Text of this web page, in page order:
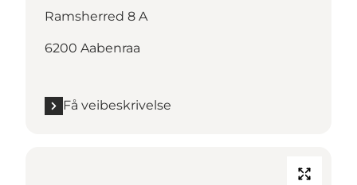
Ramsherred 8 A
6200 Aabenraa
Få veibeskrivelse